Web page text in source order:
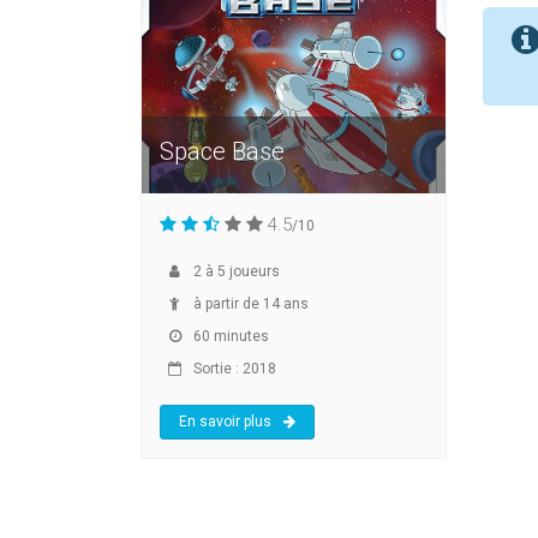
Space Base
4.5/10
2 à 5 joueurs
à partir de 14 ans
60 minutes
Sortie : 2018
En savoir plus